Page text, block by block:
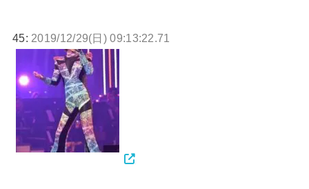
45: 2019/12/29(日) 09:13:22.71